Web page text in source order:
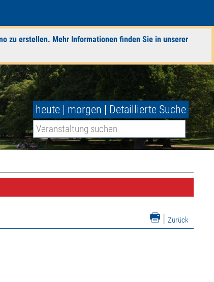
zu erstellen. Mehr Informationen finden Sie in unserer
heute | morgen | Detaillierte Suche
| Zurück